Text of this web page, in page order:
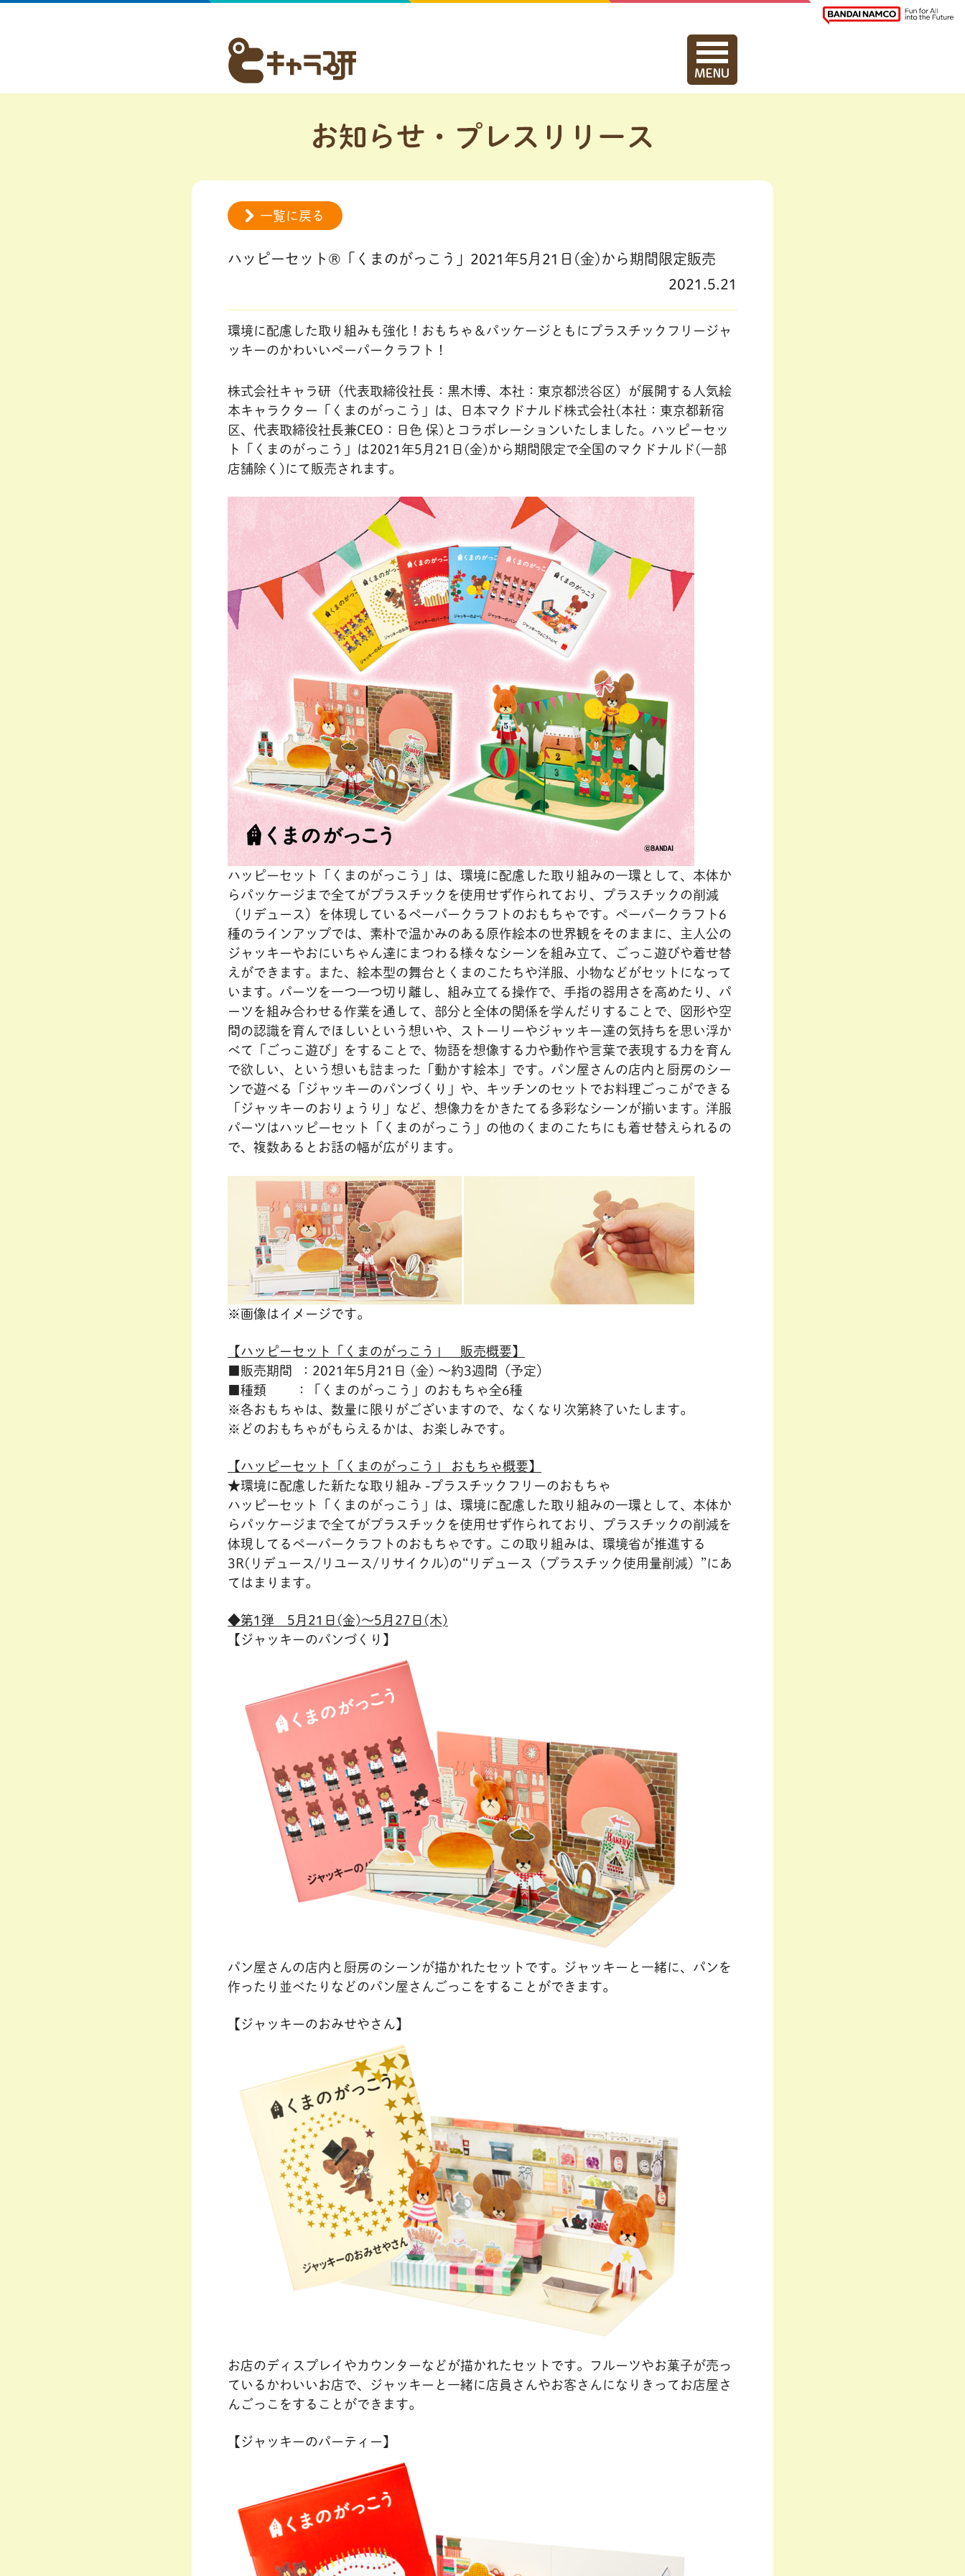
一覧に戻る
ハッピーセット®「くまのがっこう」2021年5月21日(金)から期間限定販売
2021.5.21
環境に配慮した取り組みも強化！おもちゃ＆パッケージともにプラスチックフリージャ
ッキーのかわいいペーパークラフト！
株式会社キャラ研（代表取締役社長：黒木博、本社：東京都渋谷区）が展開する人気絵
本キャラクター「くまのがっこう」は、日本マクドナルド株式会社(本社：東京都新宿
区、代表取締役社長兼CEO：日色 保)とコラボレーションいたしました。ハッピーセッ
ト「くまのがっこう」は2021年5月21日(金)から期間限定で全国のマクドナルド(一部
店舗除く)にて販売されます。
ハッピーセット「くまのがっこう」は、環境に配慮した取り組みの一環として、本体か
らパッケージまで全てがプラスチックを使用せず作られており、プラスチックの削減
（リデュース）を体現しているペーパークラフトのおもちゃです。ペーパークラフト6
種のラインアップでは、素朴で温かみのある原作絵本の世界観をそのままに、主人公の
ジャッキーやおにいちゃん達にまつわる様々なシーンを組み立て、ごっこ遊びや着せ替
えができます。また、絵本型の舞台とくまのこたちや洋服、小物などがセットになって
います。パーツを一つ一つ切り離し、組み立てる操作で、手指の器用さを高めたり、パ
ーツを組み合わせる作業を通して、部分と全体の関係を学んだりすることで、図形や空
間の認識を育んでほしいという想いや、ストーリーやジャッキー達の気持ちを思い浮か
べて「ごっこ遊び」をすることで、物語を想像する力や動作や言葉で表現する力を育ん
で欲しい、という想いも詰まった「動かす絵本」です。パン屋さんの店内と厨房のシー
ンで遊べる「ジャッキーのパンづくり」や、キッチンのセットでお料理ごっこができる
「ジャッキーのおりょうり」など、想像力をかきたてる多彩なシーンが揃います。洋服
パーツはハッピーセット「くまのがっこう」の他のくまのこたちにも着せ替えられるの
で、複数あるとお話の幅が広がります。
※画像はイメージです。
【ハッピーセット「くまのがっこう」 販売概要】
■販売期間 ：2021年5月21日 (金) ～約3週間（予定）
■種類 ：「くまのがっこう」のおもちゃ全6種
※各おもちゃは、数量に限りがございますので、なくなり次第終了いたします。
※どのおもちゃがもらえるかは、お楽しみです。
【ハッピーセット「くまのがっこう」 おもちゃ概要】
★環境に配慮した新たな取り組み -プラスチックフリーのおもちゃ
ハッピーセット「くまのがっこう」は、環境に配慮した取り組みの一環として、本体か
らパッケージまで全てがプラスチックを使用せず作られており、プラスチックの削減を
体現してるペーパークラフトのおもちゃです。この取り組みは、環境省が推進する
3R(リデュース/リユース/リサイクル)の“リデュース（プラスチック使用量削減）”にあ
てはまります。
◆第1弾 5月21日(金)～5月27日(木)
【ジャッキーのパンづくり】
パン屋さんの店内と厨房のシーンが描かれたセットです。ジャッキーと一緒に、パンを
作ったり並べたりなどのパン屋さんごっこをすることができます。
【ジャッキーのおみせやさん】
お店のディスプレイやカウンターなどが描かれたセットです。フルーツやお菓子が売っ
ているかわいいお店で、ジャッキーと一緒に店員さんやお客さんになりきってお店屋さ
んごっこをすることができます。
【ジャッキーのパーティー】